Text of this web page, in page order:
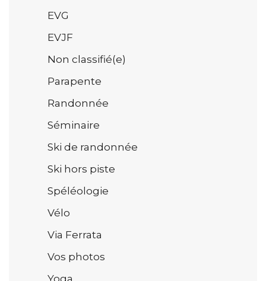
EVG
EVJF
Non classifié(e)
Parapente
Randonnée
Séminaire
Ski de randonnée
Ski hors piste
Spéléologie
Vélo
Via Ferrata
Vos photos
Yoga